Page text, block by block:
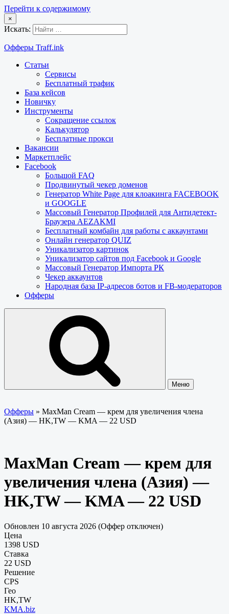
Перейти к содержимому
×
Искать:
Офферы Traff.ink
Статьи
Сервисы
Бесплатный трафик
База кейсов
Новичку
Инструменты
Сокращение ссылок
Калькулятор
Бесплатные прокси
Вакансии
Маркетплейс
Facebook
Большой FAQ
Продвинутый чекер доменов
Генератор White Page для клоакинга FACEBOOK
и GOOGLE
Массовый Генератор Профилей для Антидетект-
Браузера AEZAKMI
Бесплатный комбайн для работы с аккаунтами
Онлайн генератор QUIZ
Уникализатор картинок
Уникализатор сайтов под Facebook и Google
Массовый Генератор Импорта РК
Чекер аккаунтов
Народная база IP-адресов ботов и FB-модераторов
Офферы
Меню
Офферы » MaxMan Cream — крем для увеличения члена
(Азия) — HK,TW — KMA — 22 USD
MaxMan Cream — крем для
увеличения члена (Азия) —
HK,TW — KMA — 22 USD
Обновлен 10 августа 2026 (Оффер отключен)
Цена
1398 USD
Ставка
22 USD
Решение
CPS
Гео
HK,TW
KMA.biz